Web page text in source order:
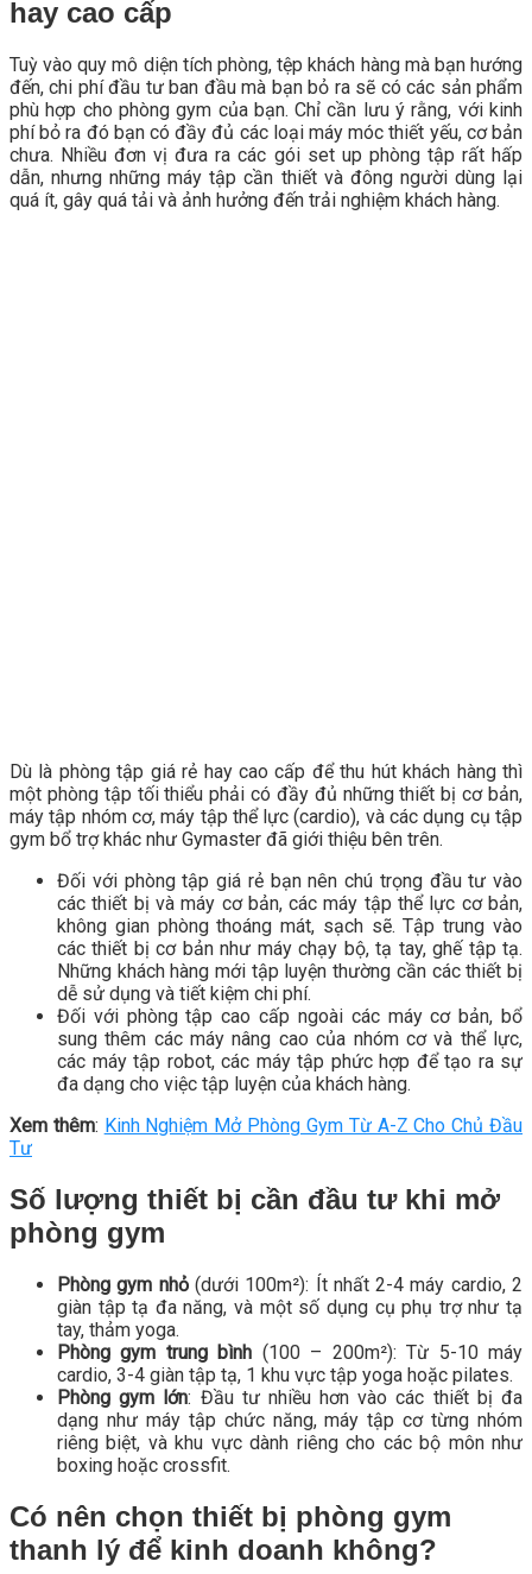
hay cao cấp
Tuỳ vào quy mô diện tích phòng, tệp khách hàng mà bạn hướng
đến, chi phí đầu tư ban đầu mà bạn bỏ ra sẽ có các sản phẩm
phù hợp cho phòng gym của bạn. Chỉ cần lưu ý rằng, với kinh
phí bỏ ra đó bạn có đầy đủ các loại máy móc thiết yếu, cơ bản
chưa. Nhiều đơn vị đưa ra các gói set up phòng tập rất hấp
dẫn, nhưng những máy tập cần thiết và đông người dùng lại
quá ít, gây quá tải và ảnh hưởng đến trải nghiệm khách hàng.
Dù là phòng tập giá rẻ hay cao cấp để thu hút khách hàng thì
một phòng tập tối thiểu phải có đầy đủ những thiết bị cơ bản,
máy tập nhóm cơ, máy tập thể lực (cardio), và các dụng cụ tập
gym bổ trợ khác như Gymaster đã giới thiệu bên trên.
Đối với phòng tập giá rẻ bạn nên chú trọng đầu tư vào
các thiết bị và máy cơ bản, các máy tập thể lực cơ bản,
không gian phòng thoáng mát, sạch sẽ. Tập trung vào
các thiết bị cơ bản như máy chạy bộ, tạ tay, ghế tập tạ.
Những khách hàng mới tập luyện thường cần các thiết bị
dễ sử dụng và tiết kiệm chi phí.
Đối với phòng tập cao cấp ngoài các máy cơ bản, bổ
sung thêm các máy nâng cao của nhóm cơ và thể lực,
các máy tập robot, các máy tập phức hợp để tạo ra sự
đa dạng cho việc tập luyện của khách hàng.
Xem thêm: Kinh Nghiệm Mở Phòng Gym Từ A-Z Cho Chủ Đầu
Tư
Số lượng thiết bị cần đầu tư khi mở
phòng gym
Phòng gym nhỏ(dưới 100m²): Ít nhất 2-4 máy cardio, 2
giàn tập tạ đa năng, và một số dụng cụ phụ trợ như tạ
tay, thảm yoga.
Phòng gym trung bình (100 – 200m²): Từ 5-10 máy
cardio, 3-4 giàn tập tạ, 1 khu vực tập yoga hoặc pilates.
Phòng gym lớn: Đầu tư nhiều hơn vào các thiết bị đa
dạng như máy tập chức năng, máy tập cơ từng nhóm
riêng biệt, và khu vực dành riêng cho các bộ môn như
boxing hoặc crossfit.
Có nên chọn thiết bị phòng gym
thanh lý để kinh doanh không?